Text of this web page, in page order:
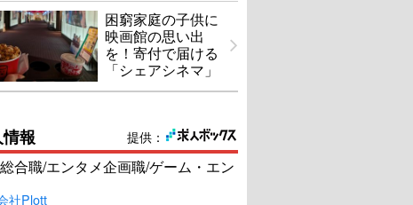
困窮家庭の子供に
映画館の思い出
を！寄付で届ける
「シェアシネマ」
提供：
報
合職/エンタメ企画職/ゲーム・エン
社Plott